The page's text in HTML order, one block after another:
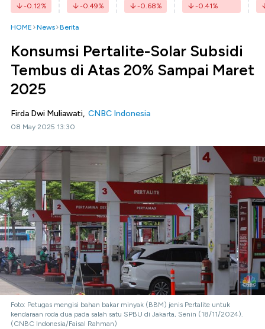
-0.12% -0.49% -0.68% -0.41%
HOME News Berita
Konsumsi Pertalite-Solar Subsidi
Tembus di Atas 20% Sampai Maret
2025
Firda Dwi Muliawati, CNBC Indonesia
08 May 2025 13:30
Foto: Petugas mengisi bahan bakar minyak (BBM) jenis Pertalite untuk
kendaraan roda dua pada salah satu SPBU di Jakarta, Senin (18/11/2024).
(CNBC Indonesia/Faisal Rahman)